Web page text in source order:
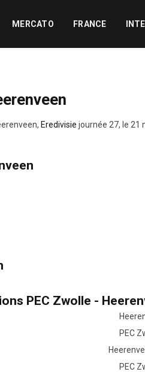
MERCATO FRANCE
Eredivisie journée 27, le 21
PEC Zwolle -
PEC
PEC